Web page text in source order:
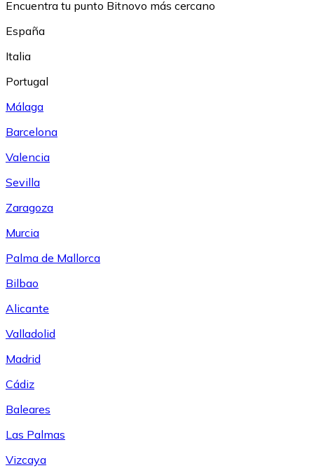
Encuentra tu punto Bitnovo más cercano
España
Italia
Portugal
Málaga
Barcelona
Valencia
Sevilla
Zaragoza
Murcia
Palma de Mallorca
Bilbao
Alicante
Valladolid
Madrid
Cádiz
Baleares
Las Palmas
Vizcaya